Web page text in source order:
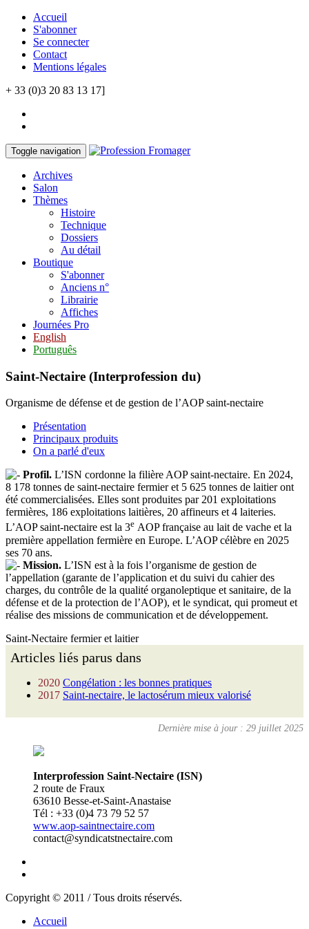
Accueil
S'abonner
Se connecter
Contact
Mentions légales
+ 33 (0)3 20 83 13 17]
Toggle navigation
Archives
Salon
Thèmes
Histoire
Technique
Dossiers
Au détail
Boutique
S'abonner
Anciens n°
Librairie
Affiches
Journées Pro
English
Português
Saint-Nectaire (Interprofession du)
Organisme de défense et de gestion de l’AOP saint-nectaire
Présentation
Principaux produits
On a parlé d'eux
Profil. L’ISN cordonne la filière AOP saint-nectaire. En 2024,
8 178 tonnes de saint-nectaire fermier et 5 625 tonnes de laitier ont
été commercialisées. Elles sont produites par 201 exploitations
fermières, 186 exploitations laitières, 20 affineurs et 4 laiteries.
L’AOP saint-nectaire est la 3e AOP française au lait de vache et la
première appellation fermière en Europe. L’AOP célèbre en 2025
ses 70 ans.
Mission. L’ISN est à la fois l’organisme de gestion de
l’appellation (garante de l’application et du suivi du cahier des
charges, du contrôle de la qualité organoleptique et sanitaire, de la
défense et de la protection de l’AOP), et le syndicat, qui promeut et
réalise des missions de communication et de développement.
Saint-Nectaire fermier et laitier
Articles liés parus dans
2020 Congélation : les bonnes pratiques
2017 Saint-nectaire, le lactosérum mieux valorisé
Dernière mise à jour : 29 juillet 2025
Interprofession Saint-Nectaire (ISN)
2 route de Fraux
63610 Besse-et-Saint-Anastaise
Tél : +33 (0)4 73 79 52 57
www.aop-saintnectaire.com
contact@syndicatstnectaire.com
Copyright © 2011 / Tous droits réservés.
Accueil